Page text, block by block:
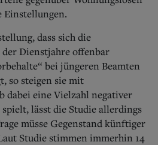
Einstellungen.
dass sich die
Dienstjahre offenbar
bei jüngeren Beamten
so steigen sie mit
dabei eine Vielzahl negativer
lässt die Studie allerdings
müsse Gegenstand künftiger
Studie stimmen immerhin 14